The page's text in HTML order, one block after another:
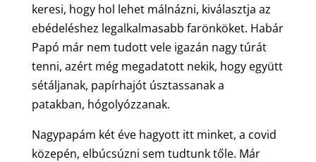
keresi, hogy hol lehet málnázni, kiválasztja az
ebédeléshez legalkalmasabb farönköket. Habár
Papó már nem tudott vele igazán nagy túrát
tenni, azért még megadatott nekik, hogy együtt
sétáljanak, papírhajót úsztassanak a
patakban, hógolyózzanak.
Nagypapám két éve hagyott itt minket, a covid
közepén, elbúcsúzni sem tudtunk tőle. Már